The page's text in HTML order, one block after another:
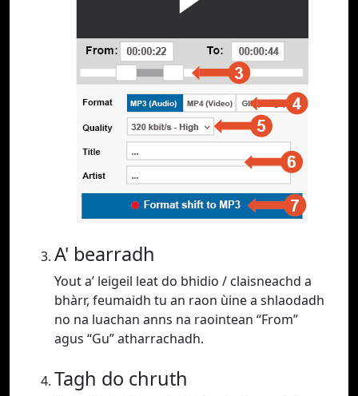
A' bearradh
Yout a’ leigeil leat do bhidio / claisneachd a
bhàrr, feumaidh tu an raon ùine a shlaodadh
no na luachan anns na raointean “From”
agus “Gu” atharrachadh.
Tagh do chruth